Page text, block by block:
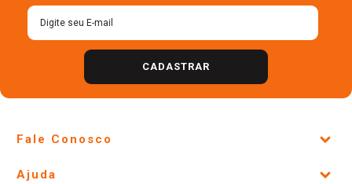
CADASTRAR
Fale Conosco
Ajuda